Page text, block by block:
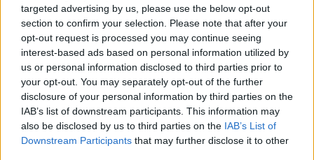
targeted advertising by us, please use the below opt-out
section to confirm your selection. Please note that after your
opt-out request is processed you may continue seeing
interest-based ads based on personal information utilized by
us or personal information disclosed to third parties prior to
your opt-out. You may separately opt-out of the further
disclosure of your personal information by third parties on the
IAB’s list of downstream participants. This information may
also be disclosed by us to third parties on the IAB’s List of
Downstream Participants that may further disclose it to other
Limited/Special/Collector's Edition dei giochi che gli piacciono,
senza badare a spese. Purchè non siano titoli sportivi, gioca
praticamente a tutto, soprattutto i "made in Japan", uno dei
motivi per cui almeno una volta l'anno lo trovere ad Akihabara ad
investire 2/3 del suo conto corrente.